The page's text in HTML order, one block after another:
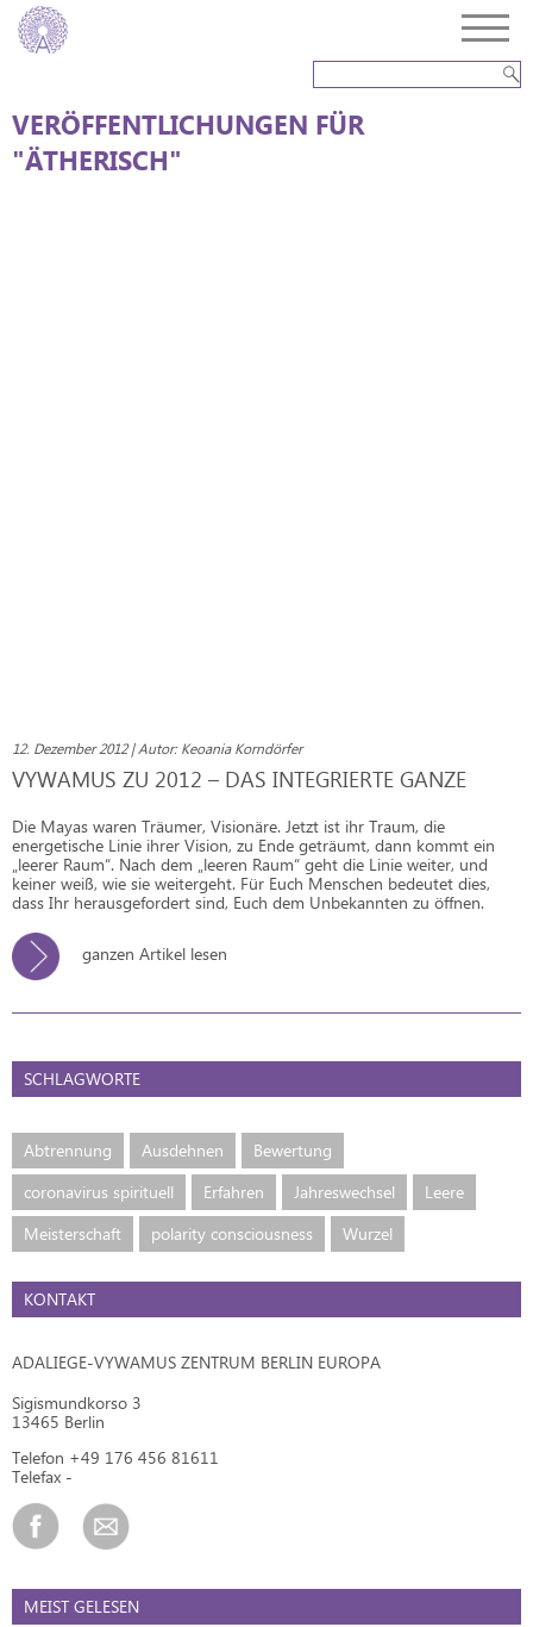
VERÖFFENTLICHUNGEN FÜR
"ÄTHERISCH"
12. Dezember 2012 | Autor: Keoania Korndörfer
VYWAMUS ZU 2012 – DAS INTEGRIERTE GANZE
Die Mayas waren Träumer, Visionäre. Jetzt ist ihr Traum, die
energetische Linie ihrer Vision, zu Ende geträumt, dann kommt ein
„leerer Raum“. Nach dem „leeren Raum“ geht die Linie weiter, und
keiner weiß, wie sie weitergeht. Für Euch Menschen bedeutet dies,
dass Ihr herausgefordert sind, Euch dem Unbekannten zu öffnen.
ganzen Artikel lesen
SCHLAGWORTE
Abtrennung Ausdehnen
Bewertung
coronavirus spirituell
Erfahren Jahreswechsel
Leere
Meisterschaft
polarity consciousness Wurzel
KONTAKT
ADALIEGE-VYWAMUS ZENTRUM BERLIN EUROPA
Sigismundkorso 3
13465 Berlin
Telefon +49 176 456 81611
Telefax -
MEIST GELESEN